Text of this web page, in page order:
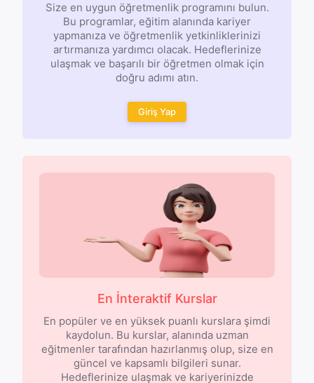
Size en uygun öğretmenlik programını bulun.
Bu programlar, eğitim alanında kariyer
yapmanıza ve öğretmenlik yetkinliklerinizi
artırmanıza yardımcı olacak. Hedeflerinize
ulaşmak ve başarılı bir öğretmen olmak için
doğru adımı atın.
Giriş Yap
En İnteraktif Kurslar
En popüler ve en yüksek puanlı kurslara şimdi
kaydolun. Bu kurslar, alanında uzman
eğitmenler tarafından hazırlanmış olup, size en
güncel ve kapsamlı bilgileri sunar.
Hedeflerinize ulaşmak ve kariyerinizde